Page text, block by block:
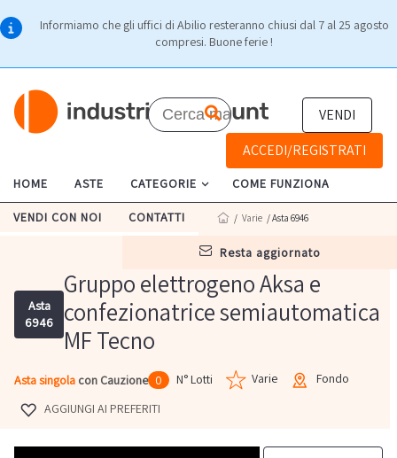
Informiamo che gli uffici di Abilio resteranno chiusi dal 7 al 25 agosto
compresi. Buone ferie !
VENDI
ACCEDI/REGISTRATI
HOME ASTE CATEGORIE COME FUNZIONA
VENDI CON NOI CONTATTI
resta aggiornato
/ Varie / Asta 6946
Asta
6946
Gruppo elettrogeno Aksa e
confezionatrice semiautomatica
MF Tecno
Asta singola con Cauzione 0 N° Lotti Varie
Fondo
AGGIUNGI AI PREFERITI